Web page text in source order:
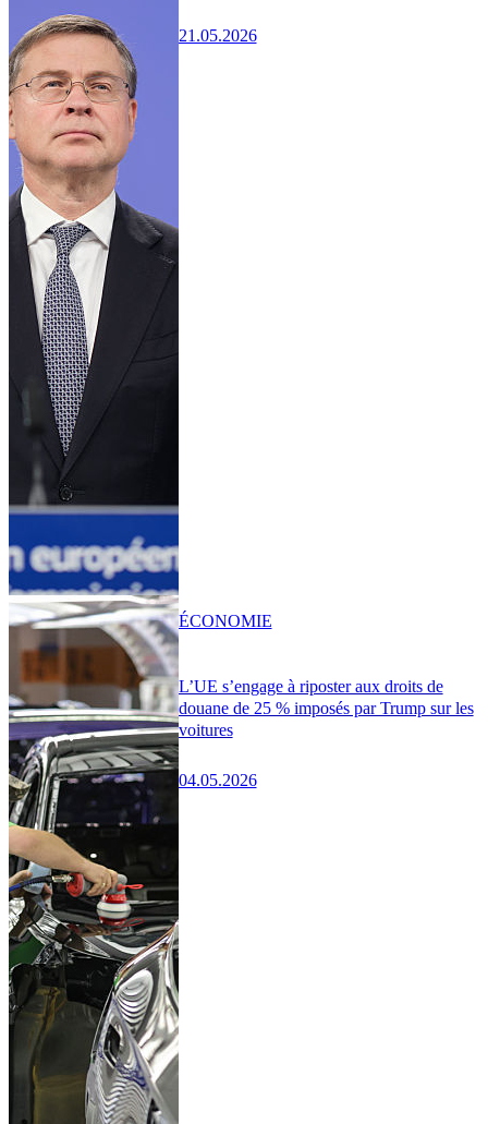
21.05.2026
L’UE s’engage à riposter aux droits de
douane de 25 % imposés par Trump sur les
voitures
04.05.2026
ÉCONOMIE